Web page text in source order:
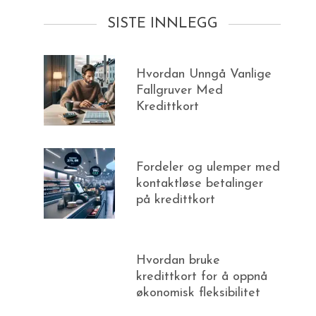
SISTE INNLEGG
Hvordan Unngå Vanlige
Fallgruver Med
Kredittkort
Fordeler og ulemper med
kontaktløse betalinger
på kredittkort
Hvordan bruke
kredittkort for å oppnå
økonomisk fleksibilitet